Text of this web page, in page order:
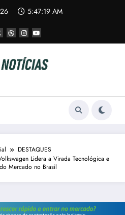
5:47:20 AM
DESTAQUES
Lidera a Virada Tecnológica e
Mercado no Brasil